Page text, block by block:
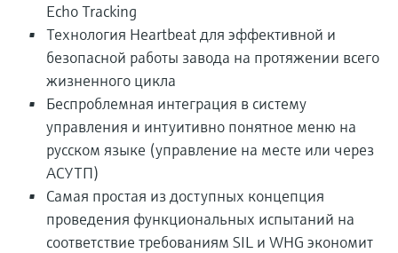
Echo Tracking
Технология Heartbeat для эффективной и
безопасной работы завода на протяжении всего
жизненного цикла
Беспроблемная интеграция в систему
управления и интуитивно понятное меню на
русском языке (управление на месте или через
АСУТП)
Самая простая из доступных концепция
проведения функциональных испытаний на
соответствие требованиям SIL и WHG экономит